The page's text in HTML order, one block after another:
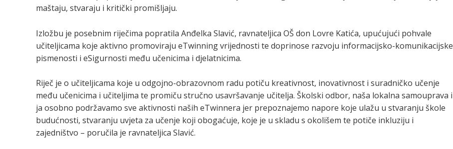
maštaju, stvaraju i kritički promišljaju.
Izložbu je posebnim riječima popratila Anđelka Slavić, ravnateljica OŠ don Lovre Katića, upućujući pohvale
učiteljicama koje aktivno promoviraju eTwinning vrijednosti te doprinose razvoju informacijsko-komunikacijske
pismenosti i eSigurnosti među učenicima i djelatnicima.
Riječ je o učiteljicama koje u odgojno-obrazovnom radu potiču kreativnost, inovativnost i suradničko učenje
među učenicima i učiteljima te promiču stručno usavršavanje učitelja. Školski odbor, naša lokalna samouprava i
ja osobno podržavamo sve aktivnosti naših eTwinnera jer prepoznajemo napore koje ulažu u stvaranju škole
budućnosti, stvaranju uvjeta za učenje koji obogaćuje, koje je u skladu s okolišem te potiče inkluziju i
zajedništvo – poručila je ravnateljica Slavić.